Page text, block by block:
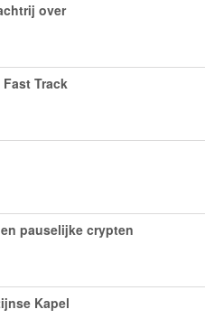
over
Track
pauselijke crypten
Kapel